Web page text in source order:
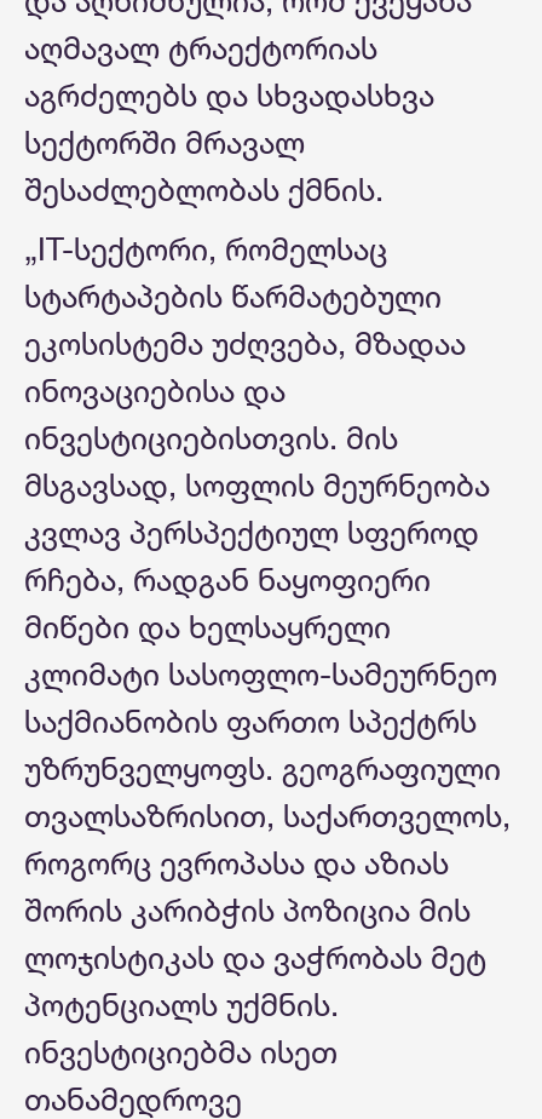
აღმავალ ტრაექტორიას
აგრძელებს და სხვადასხვა
სექტორში მრავალ
შესაძლებლობას ქმნის.
„IT-სექტორი, რომელსაც
სტარტაპების წარმატებული
ეკოსისტემა უძღვება, მზადაა
ინოვაციებისა და
ინვესტიციებისთვის. მის
მსგავსად, სოფლის მეურნეობა
კვლავ პერსპექტიულ სფეროდ
რჩება, რადგან ნაყოფიერი
მიწები და ხელსაყრელი
კლიმატი სასოფლო-სამეურნეო
საქმიანობის ფართო სპექტრს
უზრუნველყოფს. გეოგრაფიული
თვალსაზრისით, საქართველოს,
როგორც ევროპასა და აზიას
შორის კარიბჭის პოზიცია მის
ლოჯისტიკას და ვაჭრობას მეტ
პოტენციალს უქმნის.
ინვესტიციებმა ისეთ
თანამედროვე